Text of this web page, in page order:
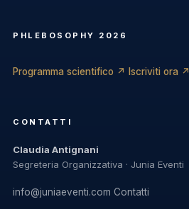
PHLEBOSOPHY 2026
Programma scientifico ↗ Iscriviti ora ↗
CONTATTI
Claudia Antignani
Segreteria Organizzativa · Junia Eventi
info@juniaeventi.com Contatti